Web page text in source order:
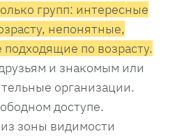
групп: интересные
непонятные,
по возрасту.
и знакомым или
организации.
доступе.
зоны видимости